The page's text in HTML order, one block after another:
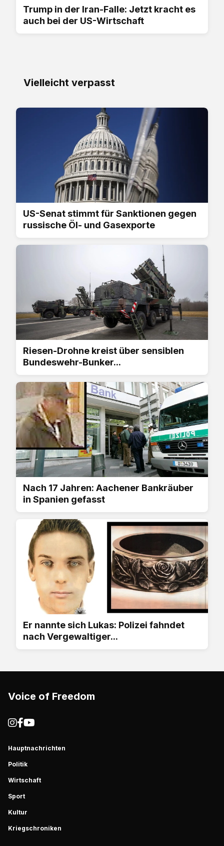
Trump in der Iran-Falle: Jetzt kracht es
auch bei der US-Wirtschaft
Vielleicht verpasst
US-Senat stimmt für Sanktionen gegen
russische Öl- und Gasexporte
Riesen-Drohne kreist über sensiblen
Bundeswehr-Bunker...
Nach 17 Jahren: Aachener Bankräuber
in Spanien gefasst
Er nannte sich Lukas: Polizei fahndet
nach Vergewaltiger...
Voice of Freedom
Hauptnachrichten
Politik
Wirtschaft
Sport
Kultur
Kriegschroniken